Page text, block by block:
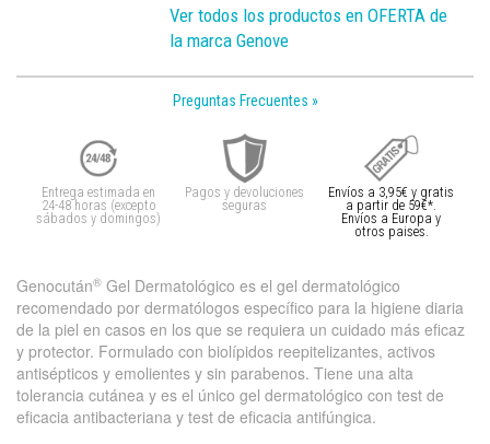
Ver todos los productos en OFERTA de
la marca Genove
Preguntas Frecuentes »
Entrega estimada en
24-48 horas (excepto
sábados y domingos)
Pagos y devoluciones
seguras
Envíos a 3,95€ y gratis
a partir de 59€*.
Envíos a Europa y
otros paises.
Genocután® Gel Dermatológico es el gel dermatológico
recomendado por dermatólogos específico para la higiene diaria
de la piel en casos en los que se requiera un cuidado más eficaz
y protector. Formulado con biolípidos reepitelizantes, activos
antisépticos y emolientes y sin parabenos. Tiene una alta
tolerancia cutánea y es el único gel dermatológico con test de
eficacia antibacteriana y test de eficacia antifúngica.